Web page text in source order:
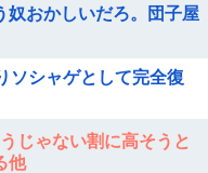
奴おかしいだろ。団子屋
ソシャゲとして完全復
じゃない割に高そうと
他